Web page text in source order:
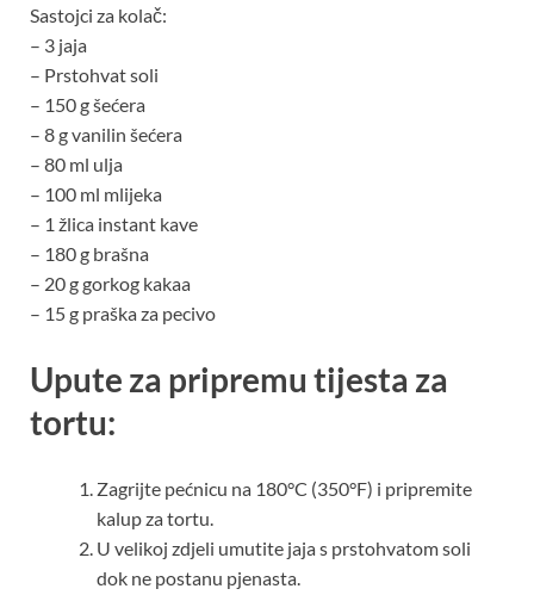
Sastojci za kolač:
– 3 jaja
– Prstohvat soli
– 150 g šećera
– 8 g vanilin šećera
– 80 ml ulja
– 100 ml mlijeka
– 1 žlica instant kave
– 180 g brašna
– 20 g gorkog kakaa
– 15 g praška za pecivo
Upute za pripremu tijesta za
tortu:
Zagrijte pećnicu na 180°C (350°F) i pripremite
kalup za tortu.
U velikoj zdjeli umutite jaja s prstohvatom soli
dok ne postanu pjenasta.